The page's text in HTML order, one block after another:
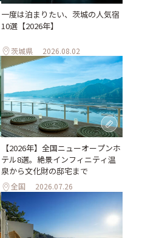
一度は泊まりたい、茨城の人気宿
10選【2026年】
茨城県 2026.08.02
【2026年】全国ニューオープンホ
テル8選。絶景インフィニティ温
泉から文化財の邸宅まで
全国 2026.07.26